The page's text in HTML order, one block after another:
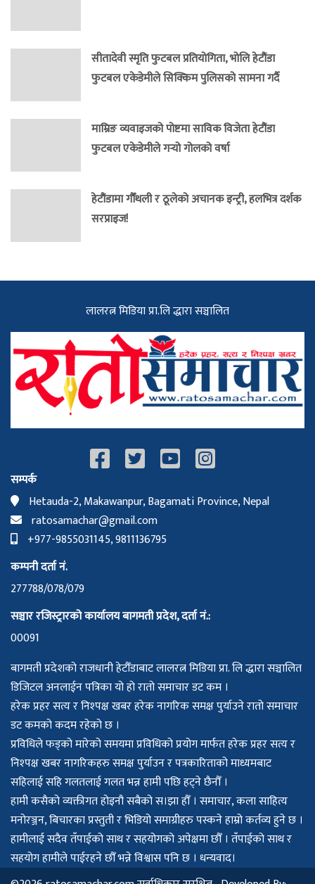
सीतादेवी स्मृति फुटबल प्रतियोगिता, भोलि हेटौंडा
फुटबल एकेडेमीले सिक्किम पुलिसको सामना गर्दै
माम्रिङ व्यवाइजको पोष्टमा साविक विजेता हेटौंडा
फुटबल एकेडेमीले गर्‍यो गोलको वर्षा
हेटौंडामा गौँथली र ठूलेको अचानक इन्ट्री, हलभित्र दर्शक
सरप्राइज!
लालरत्न मिडिया प्रा.लि द्धारा सञ्चालित
सम्पर्क
Hetauda-2, Makawanpur, Bagamati Province, Nepal
ratosamachar@gmail.com
+977-9855031145, 9811136795
कम्पनी दर्ता नं.
277788/078/079
सञ्चार रजिस्ट्रारको कार्यालय बागमती प्रदेश, दर्ता नं.:
00091
बागमती प्रदेशको राजधानी हेटौँडाबाट लालरत्न मिडिया प्रा. लि द्धारा सञ्चालित
डिजिटल अनलाईन पत्रिका यो हो रातो समाचार डट कम ।
हरेक प्रहर सत्य र निश्पक्ष खबर हरेक नागरिक समक्ष पुर्याउने रातो समाचार
डट कमको कदम रहेको छ ।
प्रविधिले फड्को मारेको समयमा प्रविधिको प्रयोग मार्फत हरेक प्रहर सत्य र
निश्पक्ष खबर नागरिकहरु समक्ष पुर्याउन र पत्रकारिताको माध्यमबाट
सहिलाई सहि गलतलाई गलत भन्न हामी पछि हट्ने छैनौँ ।
हामी कसैको व्यक्तीगत होइनौ सबैको स।झा हौँ । समाचार, कला साहित्य
मनोरञ्जन, बिचारका प्रस्तुती र भिडियो समाग्रीहरु पस्कने हाम्रो कर्तव्य हुने छ ।
हामीलाई सदैव तँपाईको साथ र सहयोगको अपेक्षमा छौँ । तँपाईको साथ र
सहयोग हामीले पाईरहने छौँ भन्ने विश्वास पनि छ । धन्यवाद।